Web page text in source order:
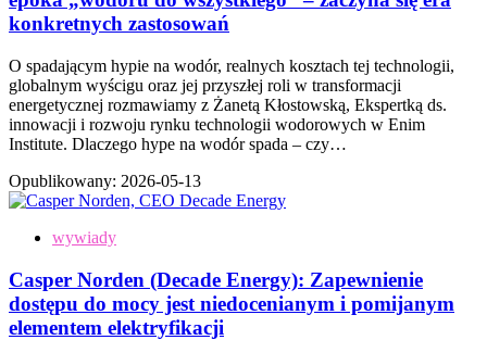
konkretnych zastosowań
O spadającym hypie na wodór, realnych kosztach tej technologii,
globalnym wyścigu oraz jej przyszłej roli w transformacji
energetycznej rozmawiamy z Żanetą Kłostowską, Ekspertką ds.
innowacji i rozwoju rynku technologii wodorowych w Enim
Institute. Dlaczego hype na wodór spada – czy…
Opublikowany: 2026-05-13
wywiady
Casper Norden (Decade Energy): Zapewnienie
dostępu do mocy jest niedocenianym i pomijanym
elementem elektryfikacji